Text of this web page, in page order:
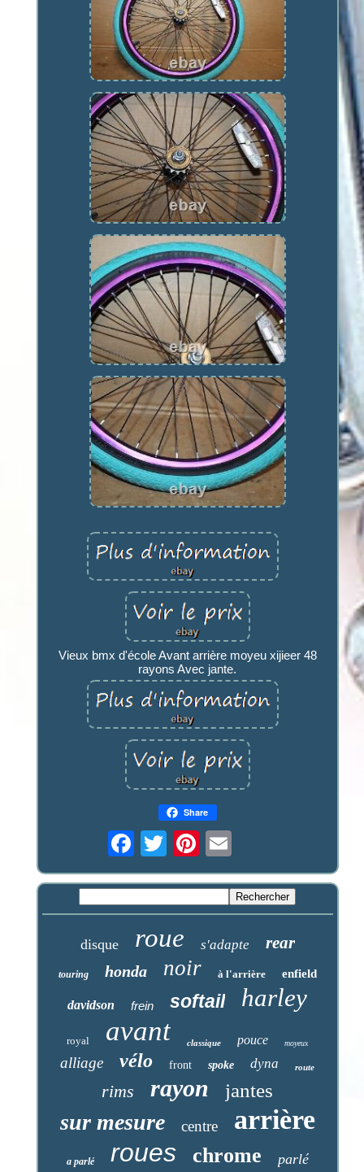
Vieux bmx d'école Avant arrière moyeu xijieer 48
rayons Avec jante.
Share
disque roue s'adapte rear
touring honda noir à l'arrière enfield
davidson frein softail harley
royal avant classique pouce moyeux
alliage vélo front spoke dyna route
rims rayon jantes
sur mesure centre arrière
a parlé roues chrome parlé